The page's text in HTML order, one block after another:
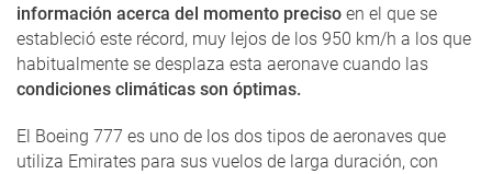
información acerca del momento preciso en el que se
estableció este récord, muy lejos de los 950 km/h a los que
habitualmente se desplaza esta aeronave cuando las
condiciones climáticas son óptimas.
El Boeing 777 es uno de los dos tipos de aeronaves que
utiliza Emirates para sus vuelos de larga duración, con